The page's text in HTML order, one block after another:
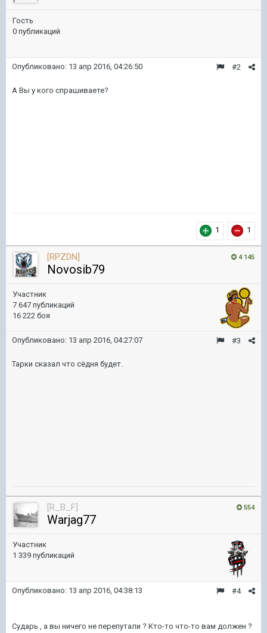
Гость
0 публикаций
#2
Опубликовано: 13 апр 2016, 04:26:50
А Вы у кого спрашиваете?
1 1
4 145
[RPZDN]
Novosib79
Участник
7 647 публикаций
16 222 боя
#3
Опубликовано: 13 апр 2016, 04:27:07
Тарки сказал что сёдня будет.
554
[R_B_F]
Warjag77
Участник
1 339 публикаций
#4
Опубликовано: 13 апр 2016, 04:38:13
Сударь , а вы ничего не перепутали ? Кто-то что-то вам должен ?